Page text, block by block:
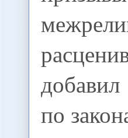
по